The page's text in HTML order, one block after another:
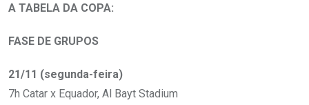
A TABELA DA COPA:
FASE DE GRUPOS
21/11 (segunda-feira)
7h Catar x Equador, Al Bayt Stadium